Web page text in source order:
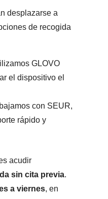
desplazarse a
de recogida
GLOVO
el dispositivo el
con SEUR,
rápido y
acudir
sin cita previa.
a viernes, en